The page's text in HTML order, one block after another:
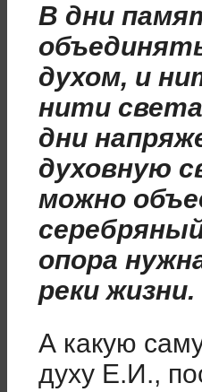
В дни
духом, и
нити
дни
духовную
можно
опора
реки жизни.
А какую
духу Е.И.,